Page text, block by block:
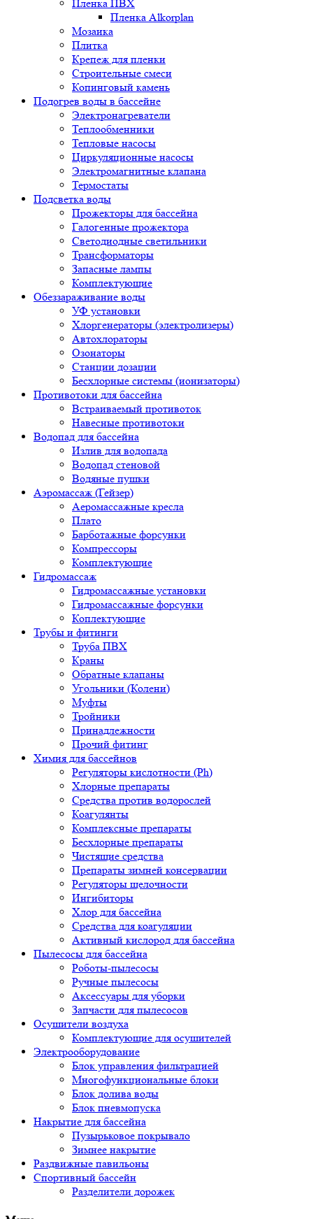
Пленка ПВХ
Пленка Alkorplan
Мозаика
Плитка
Крепеж для пленки
Строительные смеси
Копинговый камень
Подогрев воды в бассейне
Электронагреватели
Теплообменники
Тепловые насосы
Циркуляционные насосы
Электромагнитные клапана
Термостаты
Подсветка воды
Прожекторы для бассейна
Галогенные прожектора
Светодиодные светильники
Трансформаторы
Запасные лампы
Комплектующие
Обеззараживание воды
УФ установки
Хлоргенераторы (электролизеры)
Автохлораторы
Озонаторы
Станции дозации
Бесхлорные системы (ионизаторы)
Противотоки для бассейна
Встраиваемый противоток
Навесные противотоки
Водопад для бассейна
Излив для водопада
Водопад стеновой
Водяные пушки
Аэромассаж (Гейзер)
Аеромассажные кресла
Плато
Барботажные форсунки
Компрессоры
Комплектующие
Гидромассаж
Гидромассажные установки
Гидромассажные форсунки
Коплектующие
Трубы и фитинги
Труба ПВХ
Краны
Обратные клапаны
Угольники (Колени)
Муфты
Тройники
Принадлежности
Прочий фитинг
Химия для бассейнов
Регуляторы кислотности (Ph)
Хлорные препараты
Средства против водорослей
Коагулянты
Комплексные препараты
Бесхлорные препараты
Чистящие средства
Препараты зимней консервации
Регуляторы щелочности
Ингибиторы
Хлор для бассейна
Средства для коагуляции
Активный кислород для бассейна
Пылесосы для бассейна
Роботы-пылесосы
Ручные пылесосы
Аксессуары для уборки
Запчасти для пылесосов
Осушители воздуха
Комплектующие для осушителей
Электрооборудование
Блок управления фильтрацией
Многофункциональные блоки
Блок долива воды
Блок пневмопуска
Накрытие для бассейна
Пузырьковое покрывало
Зимнее накрытие
Раздвижные павильоны
Спортивный бассейн
Разделители дорожек